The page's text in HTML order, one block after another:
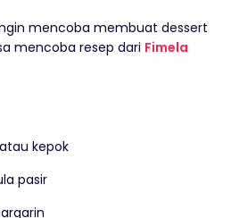
mencoba membuat dessert
mencoba resep dari Fimela
kepok
pasir